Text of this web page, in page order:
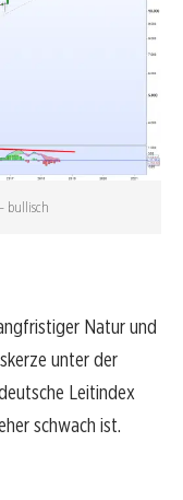
bullisch
Natur und
unter der
Leitindex
schwach ist.